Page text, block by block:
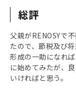
総評
父親がRENOSYで
たので、節税及び
形成の一助になれ
に始めてみたが、
いければと思う。